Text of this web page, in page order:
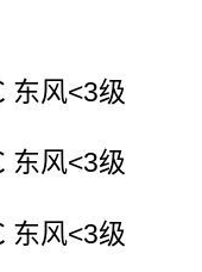
东风<3级
东风<3级
东风<3级